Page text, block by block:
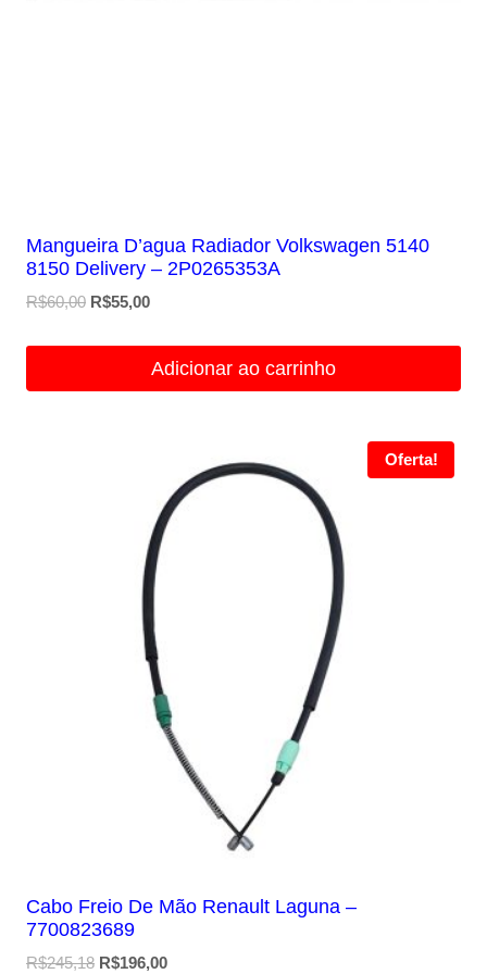
Mangueira D’agua Radiador Volkswagen 5140
8150 Delivery – 2P0265353A
R$60,00 O
R$55,00O
é:
Adicionar ao carrinho
Oferta!
Cabo Freio De Mão Renault Laguna –
7700823689
R$245,18 O
R$196,00O